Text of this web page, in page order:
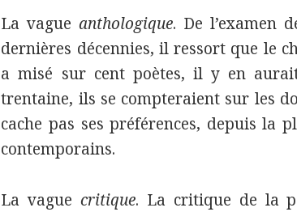
La vagueanthologique. De l’examen
dernières décennies, il ressort que le
a misé sur cent poètes, il y en
trentaine, ils se compteraient sur les
cache pas ses préférences, depuis la
contemporains.
La vaguecritique. La critique de la